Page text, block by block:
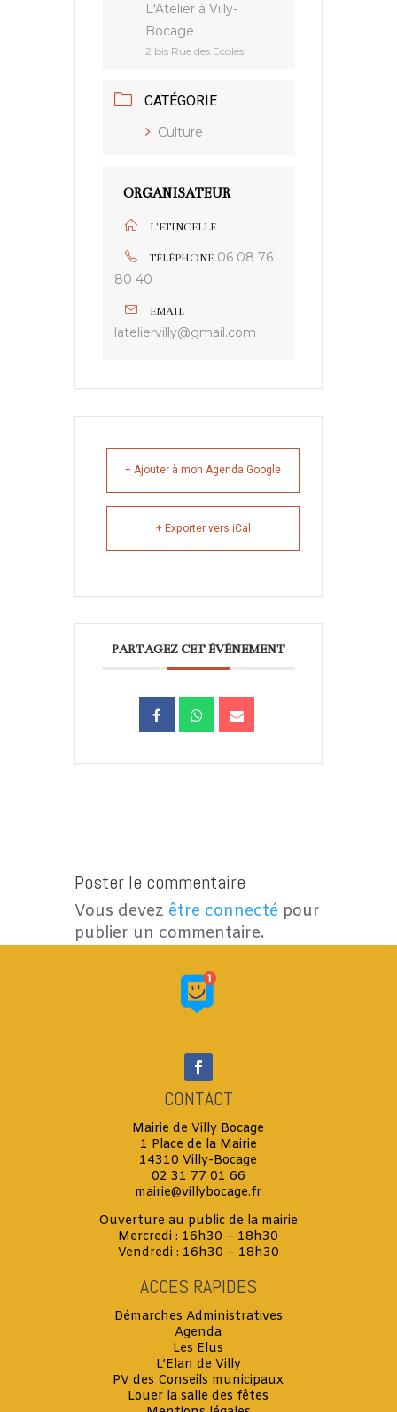
L'Atelier à Villy-
Bocage
2 bis Rue des Ecoles
CATÉGORIE
Culture
ORGANISATEUR
L'ETINCELLE
TÉLÉPHONE 06 08 76
80 40
EMAIL
lateliervilly@gmail.com
+ Ajouter à mon Agenda Google
+ Exporter vers iCal
PARTAGEZ CET ÉVÉNEMENT
Poster le commentaire
Vous devez être connecté pour
publier un commentaire.
CONTACT
Mairie de Villy Bocage
1 Place de la Mairie
14310 Villy-Bocage
02 31 77 01 66
mairie@villybocage.fr
Ouverture au public de la mairie
Mercredi : 16h30 – 18h30
Vendredi : 16h30 – 18h30
ACCES RAPIDES
Démarches Administratives
Agenda
Les Elus
L’Elan de Villy
PV des Conseils municipaux
Louer la salle des fêtes